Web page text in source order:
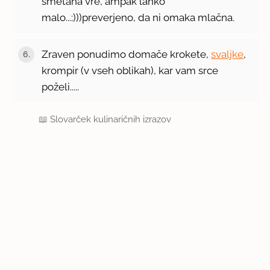
malo...:)))preverjeno, da ni omaka mlačna.
Zraven ponudimo domače krokete,svaljke,
krompir (v vseh oblikah), kar vam srce
poželi.....
📖Slovarček kulinaričnih izrazov